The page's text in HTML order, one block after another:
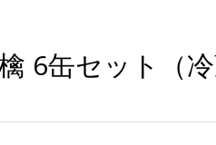
6缶セット（冷